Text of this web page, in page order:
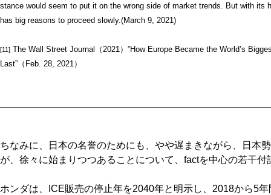
stance would seem to put it on the wrong side of market trends. But with its
has big reasons to proceed slowly.(March 9, 2021)
[11] The Wall Street Journal（2021）”How Europe Became the World’s
Last”（Feb. 28, 2021）
ちなみに、日本の名誉のためにも、やや遅まきながら、日本
が、徐々に始まりつつあることについて、factを中心の若干付
ホンダは、ICE販売の停止年を2040年と明示し、2018から5